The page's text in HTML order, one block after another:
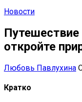
Новости
откройте
Любовь Павлухина
Кратко